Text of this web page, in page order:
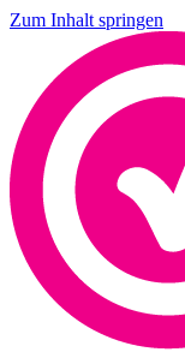
Zum Inhalt springen